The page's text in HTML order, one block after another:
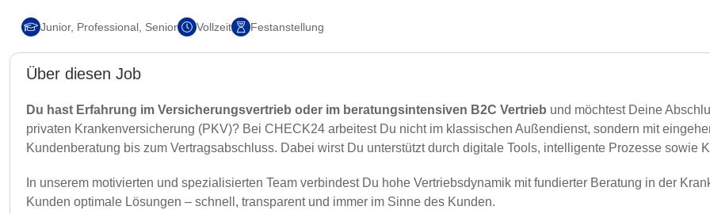
Junior, Professional, Senior Vollzeit Festanstellung
Über diesen Job
Du hast Erfahrung im Versicherungsvertrieb oder im beratungsintensiven B2C Vertrieb und möchtest Deine
privaten Krankenversicherung (PKV)? Bei CHECK24 arbeitest Du nicht im klassischen Außendienst, sondern mit
Kundenberatung bis zum Vertragsabschluss. Dabei wirst Du unterstützt durch digitale Tools, intelligente Prozesse sowie
In unserem motivierten und spezialisierten Team verbindest Du hohe Vertriebsdynamik mit fundierter Beratung in der
Kunden optimale Lösungen – schnell, transparent und immer im Sinne des Kunden.